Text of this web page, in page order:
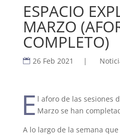
ESPACIO
MARZO
COMPLETO)
26 Feb 2021 |
E l aforo de las sesiones
Marzo se han
A lo largo de la semana